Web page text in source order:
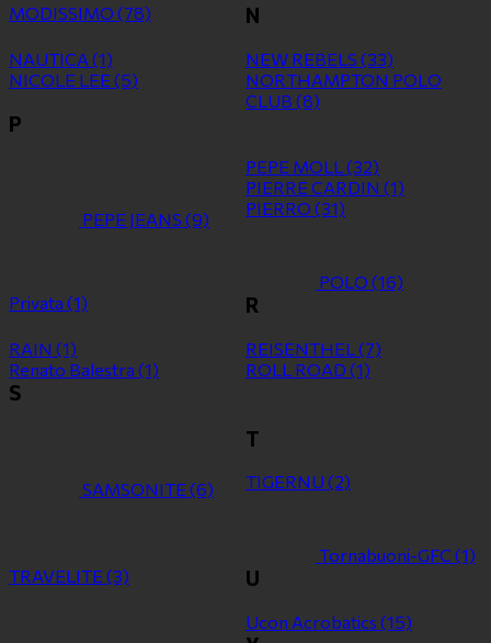
MODISSIMO (78) N
NAUTICA (1) NEW REBELS (33)
NICOLE LEE (5)
NORTHAMPTON POLO
CLUB (8)
P
PEPE JEANS (9)
PEPE MOLL(32)
PIERRE CARDIN (1)
PIERRO (31)
POLO (16)
Privata (1) R
RAIN (1) REISENTHEL(7)
Renato Balestra (1) ROLL ROAD (1)
S
SAMSONITE (6)
T
TIGERNU (2)
Tornabuoni-GFC (1)
TRAVELITE (3) U
Ucon Acrobatics (15)